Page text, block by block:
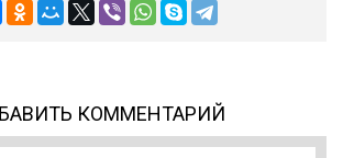
КОММЕНТАРИЙ